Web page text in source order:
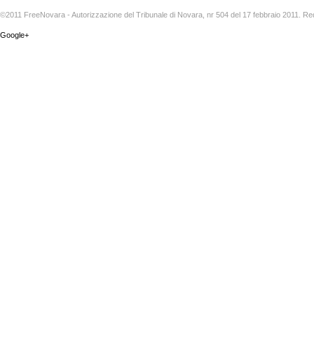
©2011 FreeNovara - Autorizzazione del Tribunale di Novara, nr 504 del 17 febbraio 2011.
Google+